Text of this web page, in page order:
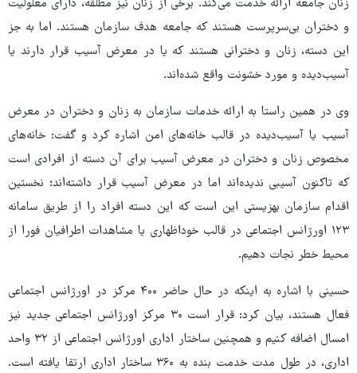
زنان جامعه ارائه خدمت می‌کند. برخی از زنان نیز مطلقه، دارای معلولیت
و دختران بی‌سرپرست هستند که جامعه هدف سازمان هستند. اما به جز
این دسته، زنان و دخترانی هستند که یا در معرض آسیب قرار دارند یا
آسیب‌دیده‌ و مورد خشونت واقع شده‌اند.
وی در همین راستا به ارائه خدمات سازمان به زنان و دختران در معرض
آسیب یا آسیب‌دیده‌ در قالب خانه‌های امن اشاره کرد و گفت: خانه‌های
مخصوص زنان و دختران در معرض آسیب برای آن دسته از افرادی است
که تاکنون آسیبی ندیده‌اند اما در معرض آسیب قرار داشته‌اند؛ نخستین
اقدام سازمان بهزیستی این است که این دسته افراد را از طریق سامانه
۱۲۳ اورژانس اجتماعی در قالب خوداظهاری یا مشاهدات اطرافیان فورا از
محیط خطر نجات دهیم.
حسینی با اشاره به اینکه در حال حاضر ۴۰۰ مرکز در اورژانس اجتماعی
فعال هستند، بیان کرد: قرار است ۳۰ مرکز اورژانس اجتماعی جدید نیز
امسال اضافه کنیم و همچنین ساختار اداری اورژانس اجتماعی از ۳۲ واحد
اداری، در طول مدت خدمت بنده به ۳۶۰ ساختار اداری ارتقا یافته است.